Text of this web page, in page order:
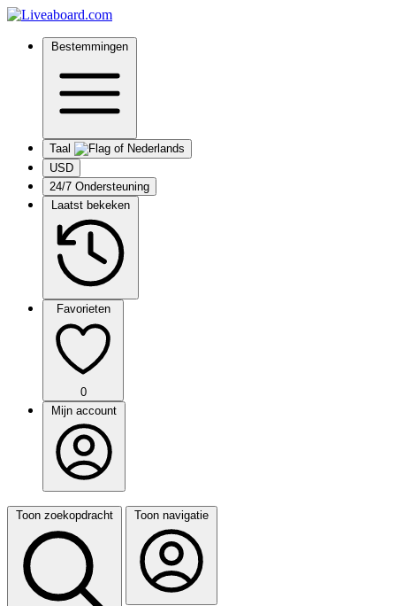
Bestemmingen
Taal
USD
24/7 Ondersteuning
Laatst bekeken
Favorieten
0
Mijn account
Toon zoekopdracht Toon navigatie